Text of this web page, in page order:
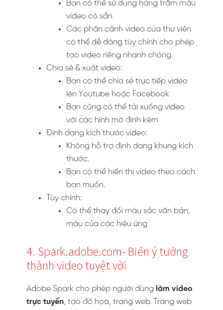
Bạn có thể sử dụng hàng trăm mẫu
video có sẵn
Các phân cảnh video của thư viên
có thể dễ dàng tùy chỉnh cho phép
tạo video riêng nhanh chóng.
Chia sẻ & xuất video:
Bạn có thể chia sẻ trực tiếp video
lên Youtube hoặc Facebook
Bạn cũng có thể tải xuống video
với các hình mờ đính kèm
Định dạng kích thước video:
Không hỗ trợ định dang khung kích
thước.
Bạn có thể hiển thị video theo cách
bạn muốn.
Tùy chỉnh:
Có thể thay đổi màu sắc văn bản,
màu của các hiệu ứng
4. Spark.adobe.com- Biến ý tưởng
thành video tuyệt vời
Adobe Spark cho phép người dùng làm video
trực tuyến, tạo đồ họa, trang web. Trang web